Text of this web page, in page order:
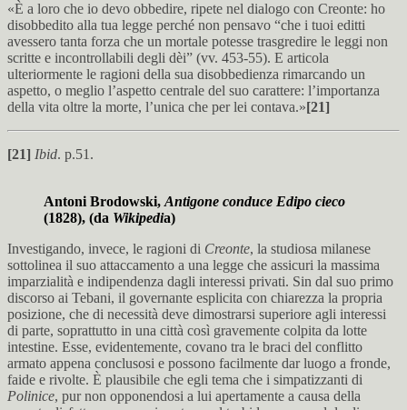
«È a loro che io devo obbedire, ripete nel dialogo con Creonte: ho
disobbedito alla tua legge perché non pensavo “che i tuoi editti
avessero tanta forza che un mortale potesse trasgredire le leggi non
scritte e incontrollabili degli dèi” (vv. 453-55). E articola
ulteriormente le ragioni della sua disobbedienza rimarcando un
aspetto, o meglio l’aspetto centrale del suo carattere: l’importanza
della vita oltre la morte, l’unica che per lei contava.»[21]
[21] Ibid. p.51.
Antoni Brodowski, Antigone conduce Edipo cieco
(1828), (da Wikipedia)
Investigando, invece, le ragioni di Creonte, la studiosa milanese
sottolinea il suo attaccamento a una legge che assicuri la massima
imparzialità e indipendenza dagli interessi privati. Sin dal suo primo
discorso ai Tebani, il governante esplicita con chiarezza la propria
posizione, che di necessità deve dimostrarsi superiore agli interessi
di parte, soprattutto in una città così gravemente colpita da lotte
intestine. Esse, evidentemente, covano tra le braci del conflitto
armato appena conclusosi e possono facilmente dar luogo a fronde,
faide e rivolte. È plausibile che egli tema che i simpatizzanti di
Polinice, pur non opponendosi a lui apertamente a causa della